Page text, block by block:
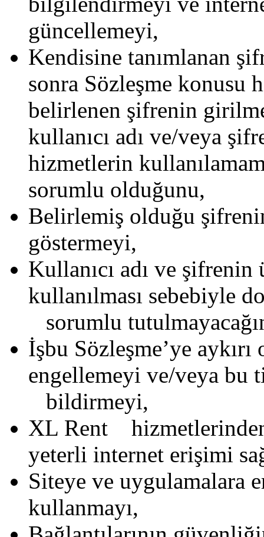
güncellemeyi,
Kendisine tanımlanan
sonra Sözleşme konusu
belirlenen şifrenin
kullanıcı adı ve/veya
hizmetlerin
sorumlu olduğunu,
Belirlemiş olduğu
göstermeyi,
Kullanıcı adı ve
kullanılması sebebiyle
sorumlu
İşbu Sözleşme’ye
engellemeyi ve/veya bu
bildirmeyi,
XL Rent
yeterli internet erişimi
Siteye ve uygulamalara
kullanmayı,